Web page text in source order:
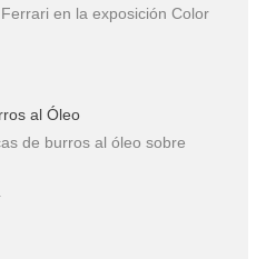
en la exposición Color
al Óleo
de burros al óleo sobre